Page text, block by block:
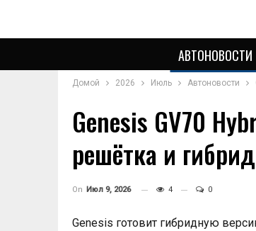
АВТОНОВОСТИ
Домой 2026 Июль Автоновости
Genesis GV70
решётка и
On Июл 9, 2026 4 0
Genesis готовит гибридную